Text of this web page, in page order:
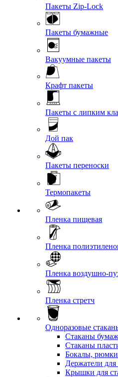
Пакеты Zip-Lock
Пакеты бумажные
Вакуумные пакеты
Крафт пакеты
Пакеты с липким
Дой пак
Пакеты переноски
Термопакеты
Пленка пищевая
Пленка
Пленка воздушно-
Пленка стретч
Одноразовые
Стаканы
Стаканы
Бокалы,
Держатели для
Крышки для